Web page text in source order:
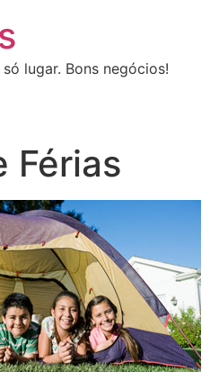
lugar. Bons negócios!
Férias